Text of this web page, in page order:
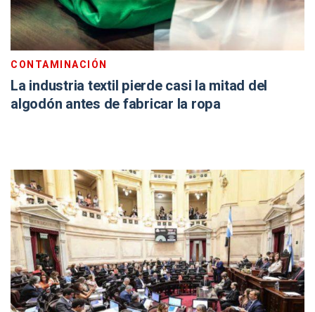
CONTAMINACIÓN
La industria textil pierde casi la mitad del
algodón antes de fabricar la ropa